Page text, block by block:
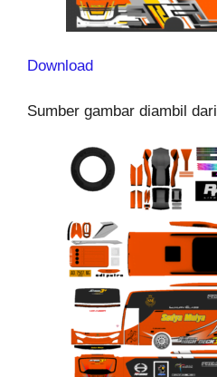
Download
Sumber gambar diambil dari